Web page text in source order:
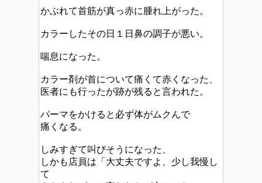
かぶれて首筋が真っ赤に腫れ上がった。
カラーしたその日１日鼻の調子が悪い。
喘息になった。
カラー剤が首について痛くて赤くなった、
医者にも行ったが跡が残ると言われた。
パーマをかけると必ず体がムクんで
痛くなる。
しみすぎて叫びそうになった、
しかも店員は「大丈夫ですよ、少し我慢し
て